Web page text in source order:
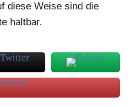
diese Weise sind die
haltbar.